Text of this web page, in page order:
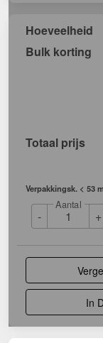
Hoeveelheid
Bulk korting
Totaal prijs
Verpakkingsk. < 53
-
Aantal
+
In